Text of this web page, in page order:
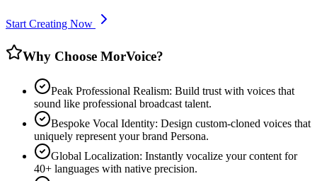
Start Creating Now
Why Choose MorVoice?
Peak Professional Realism: Build trust with voices that
sound like professional broadcast talent.
Bespoke Vocal Identity: Design custom-cloned voices that
uniquely represent your brand Persona.
Global Localization: Instantly vocalize your content for
40+ languages with native precision.